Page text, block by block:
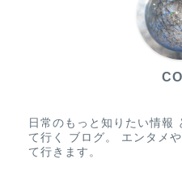
日常のもっと知りたい情報
て行く ブログ。 エンタメ
て行きます。